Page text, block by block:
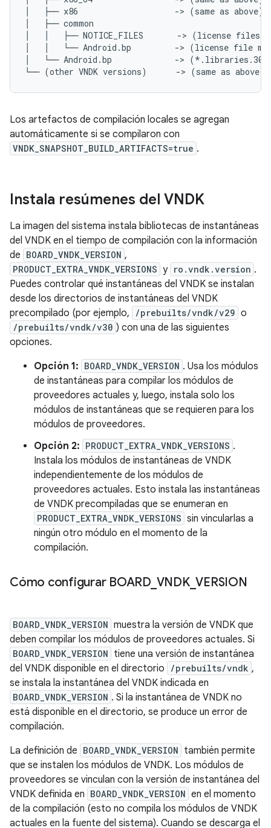
│   ├── x86                    -> (same as above)
│   ├── common
│   │   ├── NOTICE_FILES       -> (license files)
│   │   └── Android.bp         -> (license file
│   └── Android.bp             ->
Los artefactos de compilación locales se agregan
automáticamente si se compilaron con
VNDK_SNAPSHOT_BUILD_ARTIFACTS=true .
Instala resúmenes del VNDK
La imagen del sistema instala bibliotecas de instantáneas
del VNDK en el tiempo de compilación con la información
de BOARD_VNDK_VERSION ,
PRODUCT_EXTRA_VNDK_VERSIONS y ro.vndk.version .
Puedes controlar qué instantáneas del VNDK se instalan
desde los directorios de instantáneas del VNDK
precompilado (por ejemplo,
/prebuilts/vndk/v29 o
/prebuilts/vndk/v30 ) con una de las siguientes
opciones.
Opción 1: BOARD_VNDK_VERSION . Usa los módulos
de instantáneas para compilar los módulos de
proveedores actuales y, luego, instala solo los
módulos de instantáneas que se requieren para los
módulos de proveedores.
Opción 2: PRODUCT_EXTRA_VNDK_VERSIONS .
Instala los módulos de instantáneas de VNDK
independientemente de los módulos de
proveedores actuales. Esto instala las instantáneas
de VNDK precompiladas que se enumeran en
PRODUCT_EXTRA_VNDK_VERSIONS sin vincularlas a
ningún otro módulo en el momento de la
compilación.
Cómo configurar BOARD_ VNDK_VERSION
BOARD_VNDK_VERSION muestra la versión de VNDK que
deben compilar los módulos de proveedores actuales. Si
BOARD_VNDK_VERSION tiene una versión de instantánea
del VNDK disponible en el directorio
/prebuilts/vndk ,
se instala la instantánea del VNDK indicada en
BOARD_VNDK_VERSION . Si la instantánea de VNDK no
está disponible en el directorio, se produce un error de
compilación.
La definición de BOARD_VNDK_VERSION también permite
que se instalen los módulos de VNDK. Los módulos de
proveedores se vinculan con la versión de instantánea del
VNDK definida en BOARD_VNDK_VERSION en el momento
de la compilación (esto no compila los módulos de VNDK
actuales en la fuente del sistema). Cuando se descarga el